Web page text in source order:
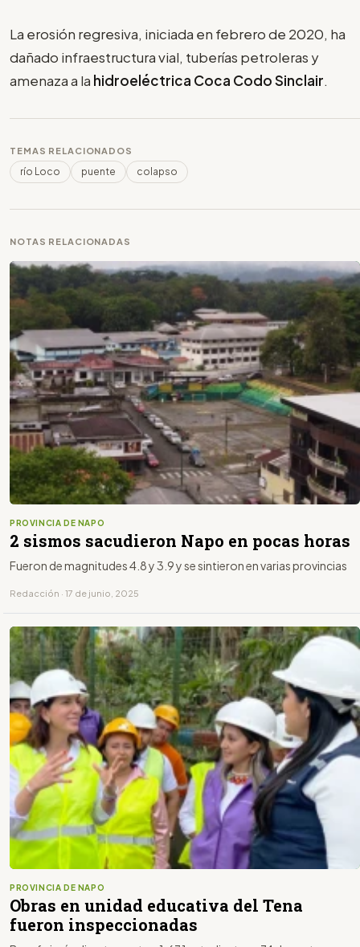
La erosión regresiva, iniciada en febrero de 2020, ha
dañado infraestructura vial, tuberías petroleras y
amenaza a la hidroeléctrica Coca Codo Sinclair.
TEMAS RELACIONADOS
río Loco puente colapso
NOTAS RELACIONADAS
PROVINCIA DE NAPO
2 sismos sacudieron Napo en pocas horas
Fueron de magnitudes 4.8 y 3.9 y se sintieron en varias provincias
Redacción · 17 de junio, 2025
PROVINCIA DE NAPO
Obras en unidad educativa del Tena
fueron inspeccionadas